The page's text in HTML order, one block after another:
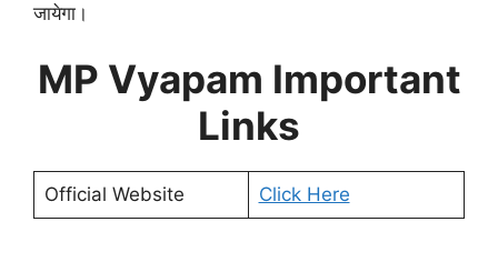
जायेगा।
MP Vyapam Important
Links
Official Website Click Here